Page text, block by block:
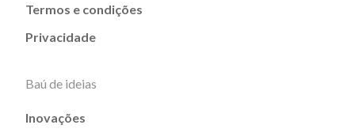
Termos e condições
Privacidade
Baú de ideias
Inovações